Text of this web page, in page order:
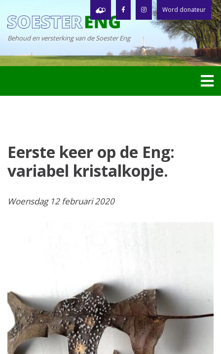
Word donateur
Behoud en versterking van de Soester Eng
Eerste keer op de Eng:
variabel kristalkopje.
Woensdag 12 februari 2020